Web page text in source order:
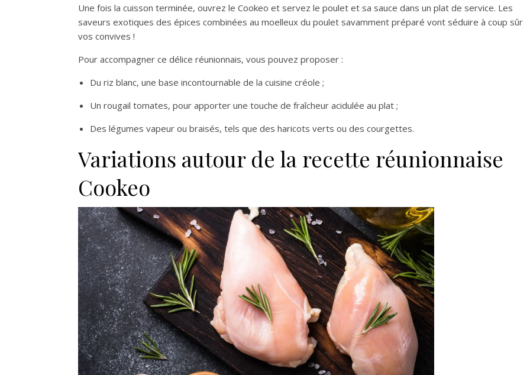
Une fois la cuisson terminée, ouvrez le Cookeo et servez le poulet et sa sauce dans un plat de service. Les
saveurs exotiques des épices combinées au moelleux du poulet savamment préparé vont séduire à coup sûr
vos convives !
Pour accompagner ce délice réunionnais, vous pouvez proposer :
Du riz blanc, une base incontournable de la cuisine créole ;
Un rougail tomates, pour apporter une touche de fraîcheur acidulée au plat ;
Des légumes vapeur ou braisés, tels que des haricots verts ou des courgettes.
Variations autour de la recette réunionnaise
Cookeo